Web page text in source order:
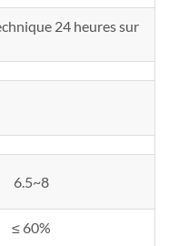
24 heures sur
6.5~8
≤ 60%